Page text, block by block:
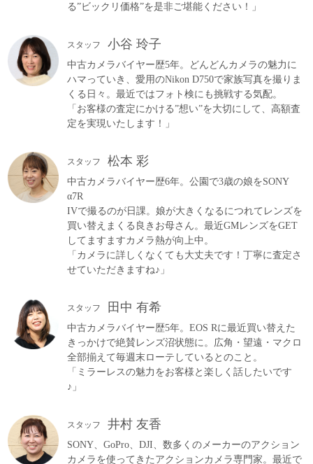
る”ビックリ価格”を是非ご堪能ください！」
スタッフ 小谷 玲子
中古カメラバイヤー歴5年。どんどんカメラの魅力に
ハマっていき、愛用のNikon D750で家族写真を撮りま
くる日々。最近ではフォト検にも挑戦する気配。
「お客様の査定にかける”想い”を大切にして、高額査
定を実現いたします！」
スタッフ 松本 彩
中古カメラバイヤー歴6年。公園で3歳の娘をSONY
α7R
IVで撮るのが日課。娘が大きくなるにつれてレンズを
買い替えまくる良きお母さん。最近GMレンズをGET
してますますカメラ熱が向上中。
「カメラに詳しくなくても大丈夫です！丁寧に査定さ
せていただきますね♪」
スタッフ 田中 有希
中古カメラバイヤー歴5年。EOS Rに最近買い替えた
きっかけで絶賛レンズ沼状態に。広角・望遠・マクロ
全部揃えて毎週末ローテしているとのこと。
「ミラーレスの魅力をお客様と楽しく話したいです
♪」
スタッフ 井村 友香
SONY、GoPro、DJI、数多くのメーカーのアクション
カメラを使ってきたアクションカメラ専門家。最近で